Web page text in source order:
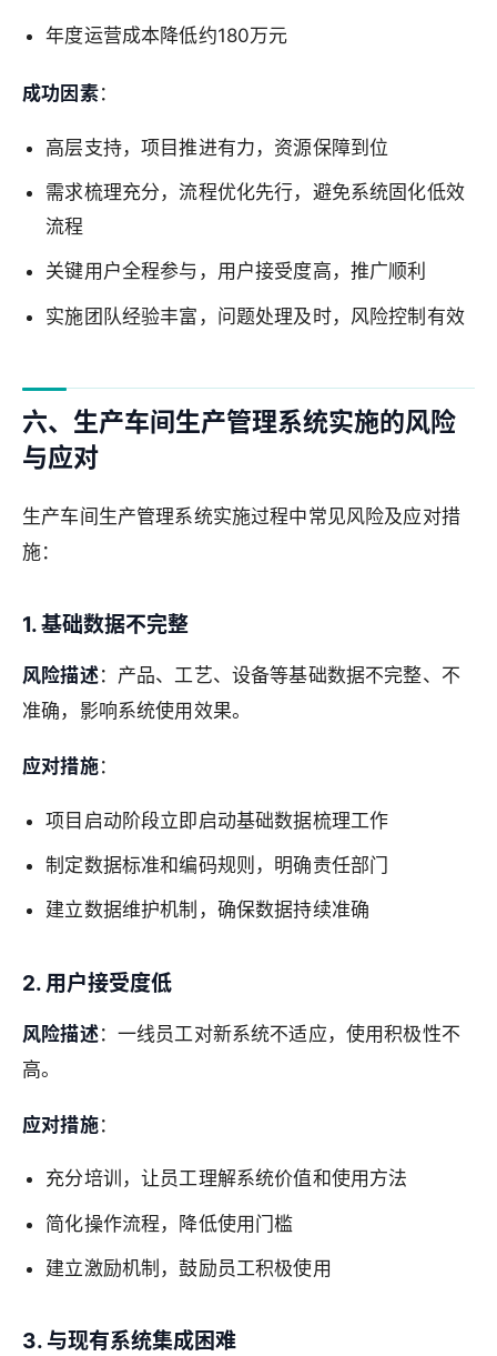
年度运营成本降低约180万元
成功因素：
高层支持，项目推进有力，资源保障到位
需求梳理充分，流程优化先行，避免系统固化低效
流程
关键用户全程参与，用户接受度高，推广顺利
实施团队经验丰富，问题处理及时，风险控制有效
六、生产车间生产管理系统实施的风险
与应对
生产车间生产管理系统实施过程中常见风险及应对措
施：
1. 基础数据不完整
风险描述：产品、工艺、设备等基础数据不完整、不
准确，影响系统使用效果。
应对措施：
项目启动阶段立即启动基础数据梳理工作
制定数据标准和编码规则，明确责任部门
建立数据维护机制，确保数据持续准确
2. 用户接受度低
风险描述：一线员工对新系统不适应，使用积极性不
高。
应对措施：
充分培训，让员工理解系统价值和使用方法
简化操作流程，降低使用门槛
建立激励机制，鼓励员工积极使用
3. 与现有系统集成困难